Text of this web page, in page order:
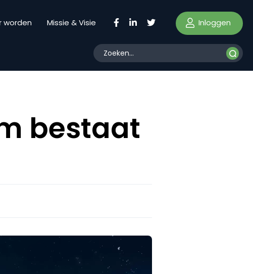
worden Missie & Visie Inloggen
bestaat